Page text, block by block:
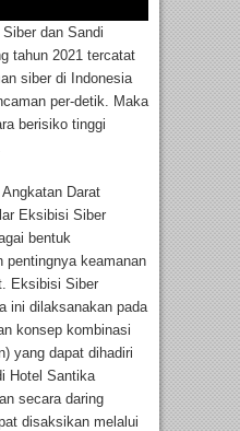
dan Sandi
tahun 2021 tercatat
siber di Indonesia
per-detik. Maka
berisiko tinggi
Darat
Eksibisi Siber
bentuk
pentingnya keamanan
Eksibisi Siber
ini dilaksanakan pada
konsep kombinasi
yang dapat dihadiri
Hotel Santika
secara daring
disaksikan melalui